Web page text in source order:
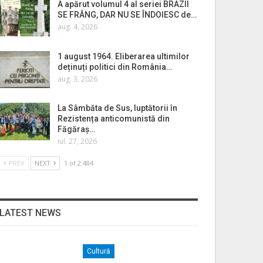
A apărut volumul 4 al seriei BRAZII
SE FRÂNG, DAR NU SE ÎNDOIESC de…
aug. 4, 2026
1 august 1964. Eliberarea ultimilor
deținuți politici din România…
aug. 3, 2026
La Sâmbăta de Sus, luptătorii în
Rezistența anticomunistă din
Făgăraș…
iul. 27, 2026
PREV NEXT 1 of 2.484
NEWS
Cultură